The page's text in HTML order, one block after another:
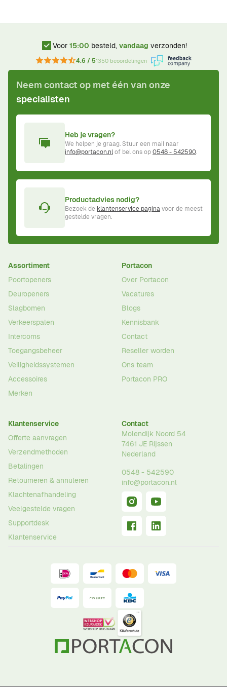
Voor 15:00 besteld, vandaag verzonden!
4.6 / 51350 beoordelingen
Neem contact op met één van onze
specialisten
Heb je vragen?
We helpen je graag. Stuur een mail naar
info@portacon.nlof bel ons op0548 - 542590.
Productadvies nodig?
Bezoek de klantenservice paginavoor de meest
gestelde vragen.
Assortiment
Poortopeners
Deuropeners
Slagbomen
Verkeerspalen
Intercoms
Toegangsbeheer
Veiligheidssystemen
Accessoires
Merken
Portacon
Over Portacon
Vacatures
Blogs
Kennisbank
Contact
Reseller worden
Ons team
Portacon PRO
Klantenservice
Offerte aanvragen
Verzendmethoden
Betalingen
Retourneren & annuleren
Klachtenafhandeling
Veelgestelde vragen
Supportdesk
Klantenservice
Contact
Molendijk Noord 54
7461 JE Rijssen
Nederland
0548 - 542590
info@portacon.nl